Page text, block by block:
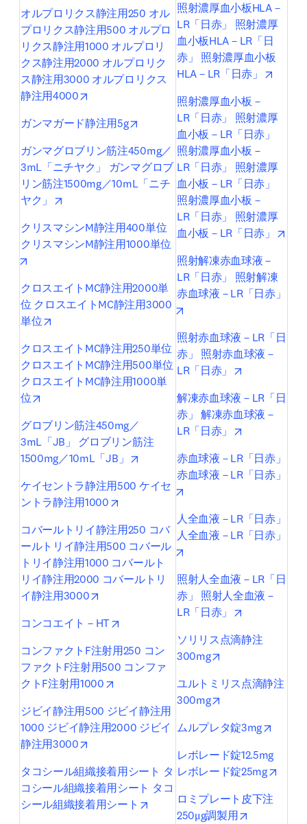
オルプロリクス静注用250 オル
プロリクス静注用500 オルプロ
リクス静注用1000 オルプロリ
クス静注用2000 オルプロリク
ス静注用3000 オルプロリクス
静注用4000
opens in new tab/window
ガンマガード静注用5g opens in new tab/window
ガンマグロブリン筋注450mg／
3mL「ニチヤク」 ガンマグロブ
リン筋注1500mg／10mL「ニチ
ヤク」
opens in new tab/window
クリスマシンM静注用400単位
クリスマシンM静注用1000単位
クロスエイトMC静注用2000単
位 クロスエイトMC静注用3000
単位
クロスエイトMC静注用250単位
クロスエイトMC静注用500単位
クロスエイトMC静注用1000単
位
グロブリン筋注450mg／
3mL「JB」 グロブリン筋注
1500mg／10mL「JB」
opens in new tab/window
ケイセントラ静注用500 ケイセ
ントラ静注用1000
コバールトリイ静注用250 コバ
ールトリイ静注用500 コバール
トリイ静注用1000 コバールト
リイ静注用2000 コバールトリ
イ静注用3000
opens in new tab/window
コンコエイト－HT
コンファクトF注射用250 コン
ファクトF注射用500 コンファ
クトF注射用1000
opens in new tab/window
ジビイ静注用500 ジビイ静注用
1000 ジビイ静注用2000 ジビイ
静注用3000
タコシール組織接着用シート タ
コシール組織接着用シート タコ
シール組織接着用シート
opens in new tab/window
照射濃厚血小板HLA－
LR「日赤」 照射濃厚
血小板HLA－LR「日
赤」 照射濃厚血小板
HLA－LR「日赤」
照射濃厚血小板－
LR「日赤」 照射濃厚
血小板－LR「日赤」
照射濃厚血小板－
LR「日赤」 照射濃厚
血小板－LR「日赤」
照射濃厚血小板－
LR「日赤」 照射濃厚
血小板－LR「日赤」
照射解凍赤血球液－
LR「日赤」 照射解凍
赤血球液－LR「日赤」
照射赤血球液－LR「日
赤」 照射赤血球液－
LR「日赤」
解凍赤血球液－LR「日
赤」 解凍赤血球液－
LR「日赤」
赤血球液－LR「日赤」
赤血球液－LR「日赤」
人全血液－LR「日赤」
人全血液－LR「日赤」
照射人全血液－LR「日
赤」 照射人全血液－
LR「日赤」
ソリリス点滴静注
300mg
ユルトミリス点滴静注
300mg
ムルプレタ錠3mg
レボレード錠12.5mg
レボレード錠25mg
ロミプレート皮下注
250μg調製用